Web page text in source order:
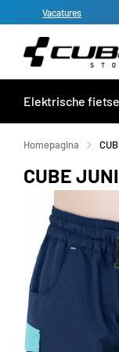
Vacatures
Elektrische
Homepagina
CUBE